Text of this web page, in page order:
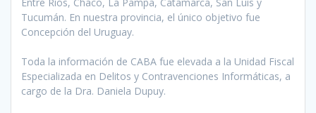
Entre Ríos, Chaco, La Pampa, Catamarca, San Luis y
Tucumán. En nuestra provincia, el único objetivo fue
Concepción del Uruguay.
Toda la información de CABA fue elevada a la Unidad Fiscal
Especializada en Delitos y Contravenciones Informáticas, a
cargo de la Dra. Daniela Dupuy.